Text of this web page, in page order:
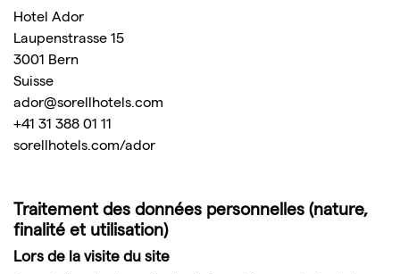
Hotel Ador
Laupenstrasse 15
3001 Bern
Suisse
ador@sorellhotels.com
+41 31 388 01 11
sorellhotels.com/ador
Traitement des données personnelles (nature,
finalité et utilisation)
Lors de la visite du site